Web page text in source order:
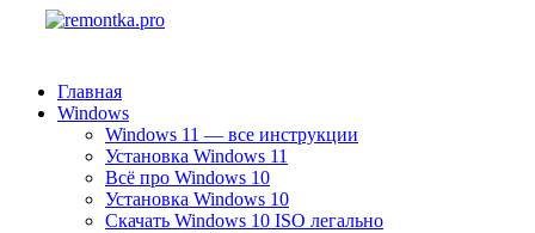
Главная
Windows
Windows 11 — все инструкции
Установка Windows 11
Всё про Windows 10
Установка Windows 10
Скачать Windows 10 ISO легально